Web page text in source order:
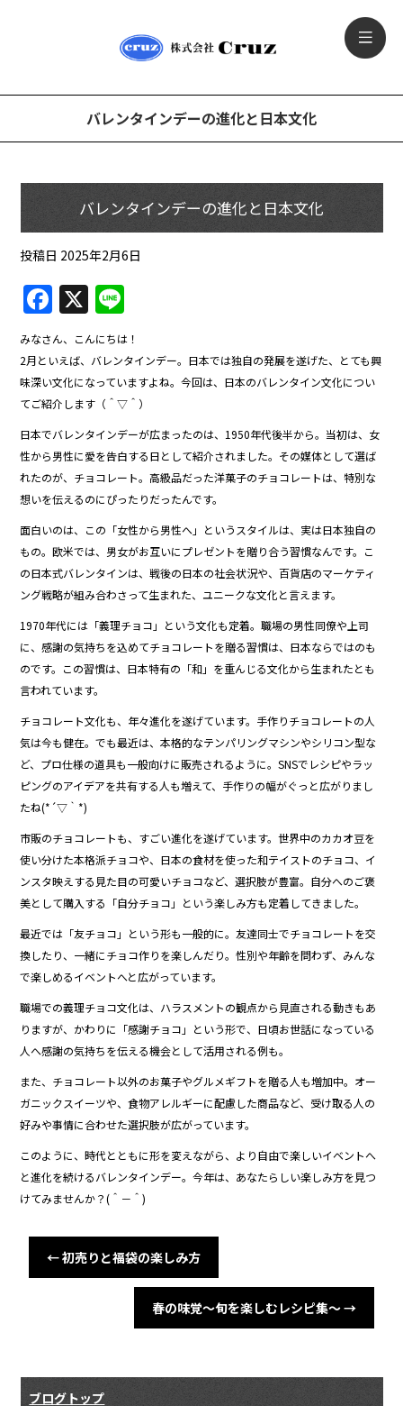
バレンタインデーの進化と日本文化
バレンタインデーの進化と日本文化
投稿日 2025年2月6日
F
a
c
e
b
o
o
k
X
n
e
みなさん、こんにちは！
2月といえば、バレンタインデー。日本では独自の発展を遂げた、とても興
味深い文化になっていますよね。今回は、日本のバレンタイン文化につい
てご紹介します（＾▽＾）
日本でバレンタインデーが広まったのは、1950年代後半から。当初は、女
性から男性に愛を告白する日として紹介されました。その媒体として選ば
れたのが、チョコレート。高級品だった洋菓子のチョコレートは、特別な
想いを伝えるのにぴったりだったんです。
面白いのは、この「女性から男性へ」というスタイルは、実は日本独自の
もの。欧米では、男女がお互いにプレゼントを贈り合う習慣なんです。こ
の日本式バレンタインは、戦後の日本の社会状況や、百貨店のマーケティ
ング戦略が組み合わさって生まれた、ユニークな文化と言えます。
1970年代には「義理チョコ」という文化も定着。職場の男性同僚や上司
に、感謝の気持ちを込めてチョコレートを贈る習慣は、日本ならではのも
のです。この習慣は、日本特有の「和」を重んじる文化から生まれたとも
言われています。
チョコレート文化も、年々進化を遂げています。手作りチョコレートの人
気は今も健在。でも最近は、本格的なテンパリングマシンやシリコン型な
ど、プロ仕様の道具も一般向けに販売されるように。SNSでレシピやラッ
ピングのアイデアを共有する人も増えて、手作りの幅がぐっと広がりまし
たね(*´▽｀*)
市販のチョコレートも、すごい進化を遂げています。世界中のカカオ豆を
使い分けた本格派チョコや、日本の食材を使った和テイストのチョコ、イ
ンスタ映えする見た目の可愛いチョコなど、選択肢が豊富。自分へのご褒
美として購入する「自分チョコ」という楽しみ方も定着してきました。
最近では「友チョコ」という形も一般的に。友達同士でチョコレートを交
換したり、一緒にチョコ作りを楽しんだり。性別や年齢を問わず、みんな
で楽しめるイベントへと広がっています。
職場での義理チョコ文化は、ハラスメントの観点から見直される動きもあ
りますが、かわりに「感謝チョコ」という形で、日頃お世話になっている
人へ感謝の気持ちを伝える機会として活用される例も。
また、チョコレート以外のお菓子やグルメギフトを贈る人も増加中。オー
ガニックスイーツや、食物アレルギーに配慮した商品など、受け取る人の
好みや事情に合わせた選択肢が広がっています。
このように、時代とともに形を変えながら、より自由で楽しいイベントへ
と進化を続けるバレンタインデー。今年は、あなたらしい楽しみ方を見つ
けてみませんか？(＾－＾)
←初売りと福袋の楽しみ方
春の味覚～旬を楽しむレシピ集～→
ブログトップ